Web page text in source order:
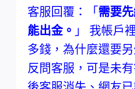
客服回覆：「 需要
能出金。 」 我帳戶
多錢，為什麼還要
反問客服，可是未